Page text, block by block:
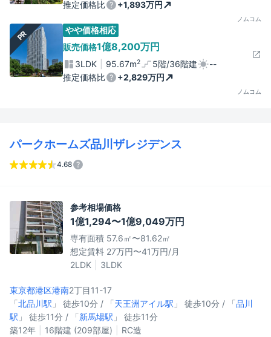
推定価格比
+1,893万円
ノムコム
PR
やや価格相応
販売価格1億8,200万円
3LDK 95.67m2 5階/36階建
--
推定価格比
+2,829万円
ノムコム
パークホームズ品川ザレジデンス
4.68
参考相場価格
1億1,294〜1億9,049万円
専有面積 57.6㎡〜81.62㎡
想定賃料 27万円〜41万円/月
2LDK
3LDK
東京都港区港南2丁目11-17
「北品川駅 」 徒歩10分 / 「天王洲アイル駅 」 徒歩10分 / 「品川
駅 」 徒歩11分 / 「新馬場駅 」 徒歩11分
築12年
16階建 (209部屋) RC造